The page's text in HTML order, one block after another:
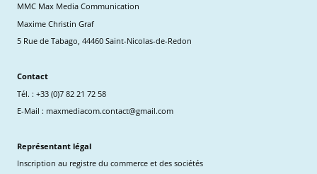
MMC Max Media Communication
Maxime Christin Graf
5 Rue de Tabago, 44460 Saint-Nicolas-de-Redon
Contact
Tél. : +33 (0)7 82 21 72 58
E-Mail : maxmediacom.contact@gmail.com
Représentant légal
Inscription au registre du commerce et des sociétés